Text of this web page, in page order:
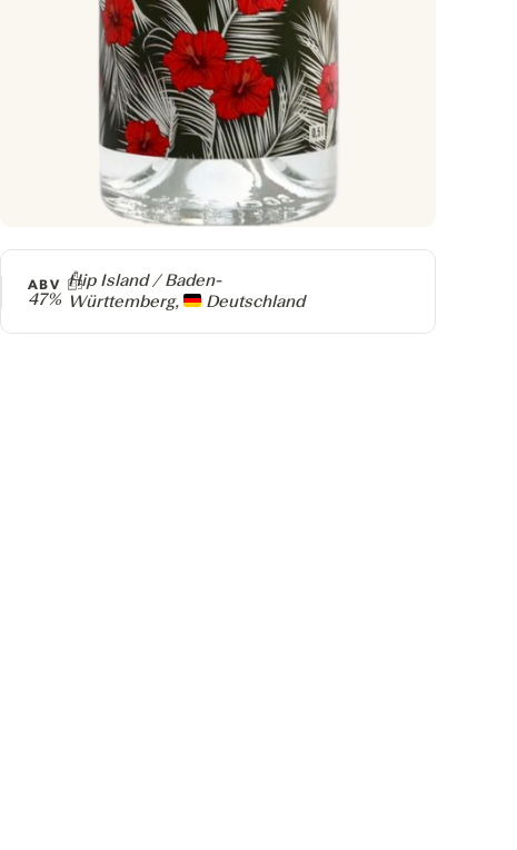
Producer
Hip Island / Baden-
Württemberg,
Deutschland
ABV
47%